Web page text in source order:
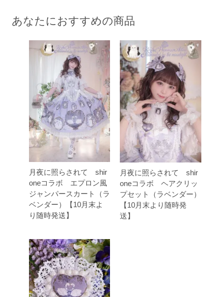
あなたにおすすめの商品
月夜に照らされて shir
oneコラボ エプロン風
ジャンパースカート（ラ
ベンダー）【10月末よ
り随時発送】
月夜に照らされて shir
oneコラボ ヘアクリッ
プセット（ラベンダー）
【10月末より随時発
送】